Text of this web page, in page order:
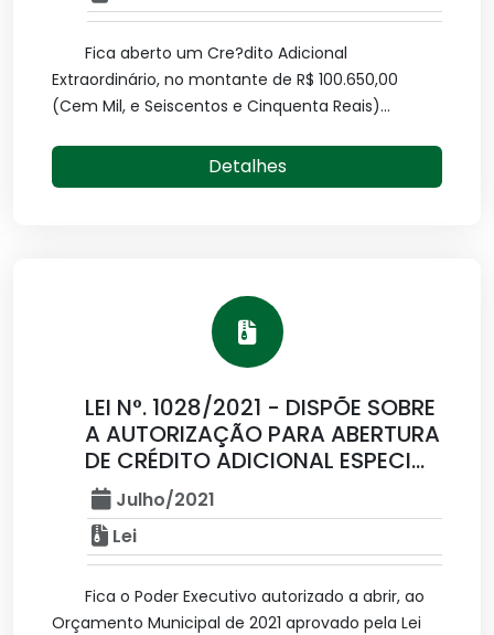
Fica aberto um Cre?dito Adicional
Extraordinário, no montante de R$ 100.650,00
(Cem Mil, e Seiscentos e Cinquenta Reais)...
Detalhes
LEI N°. 1028/2021 - DISPÕE SOBRE
A AUTORIZAÇÃO PARA ABERTURA
DE CRÉDITO ADICIONAL ESPECI...
Julho/2021
Lei
Fica o Poder Executivo autorizado a abrir, ao
Orçamento Municipal de 2021 aprovado pela Lei